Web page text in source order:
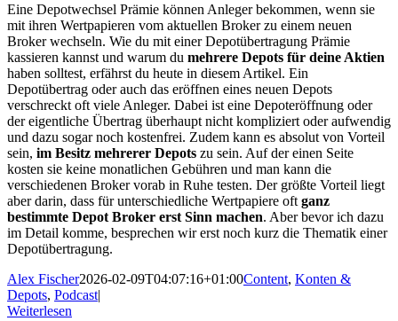
Eine Depotwechsel Prämie können Anleger bekommen, wenn sie
mit ihren Wertpapieren vom aktuellen Broker zu einem neuen
Broker wechseln. Wie du mit einer Depotübertragung Prämie
kassieren kannst und warum du mehrere Depots für deine Aktien
haben solltest, erfährst du heute in diesem Artikel. Ein
Depotübertrag oder auch das eröffnen eines neuen Depots
verschreckt oft viele Anleger. Dabei ist eine Depoteröffnung oder
der eigentliche Übertrag überhaupt nicht kompliziert oder aufwendig
und dazu sogar noch kostenfrei. Zudem kann es absolut von Vorteil
sein, im Besitz mehrerer Depots zu sein. Auf der einen Seite
kosten sie keine monatlichen Gebühren und man kann die
verschiedenen Broker vorab in Ruhe testen. Der größte Vorteil liegt
aber darin, dass für unterschiedliche Wertpapiere oft ganz
bestimmte Depot Broker erst Sinn machen. Aber bevor ich dazu
im Detail komme, besprechen wir erst noch kurz die Thematik einer
Depotübertragung.
Alex Fischer2026-02-09T04:07:16+01:00Content, Konten &
Depots, Podcast|
Weiterlesen